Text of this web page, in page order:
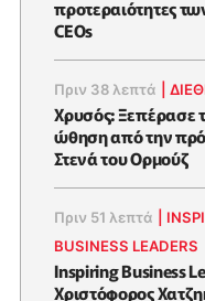
προτεραιότητες
CEOs
Πριν 38 λεπτά |
Χρυσός: Ξεπέρασε
ώθηση από την
Στενά του Ορμούζ
Πριν 51 λεπτά
BUSINESS LEADERS
Inspiring Business
Χριστόφορος